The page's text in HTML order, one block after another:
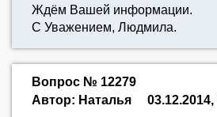
Ждём Вашей информации.
С Уважением, Людмила.
Вопрос № 12279
Автор: Наталья